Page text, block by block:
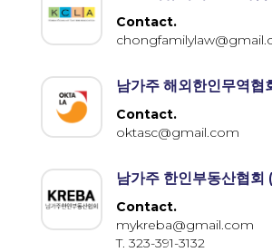
Contact.
남가주 해외한인무역
Contact.
oktasc@gmail.com
남가주 한인부동산협회
Contact.
mykreba@gmail.com
T. 323-391-3132